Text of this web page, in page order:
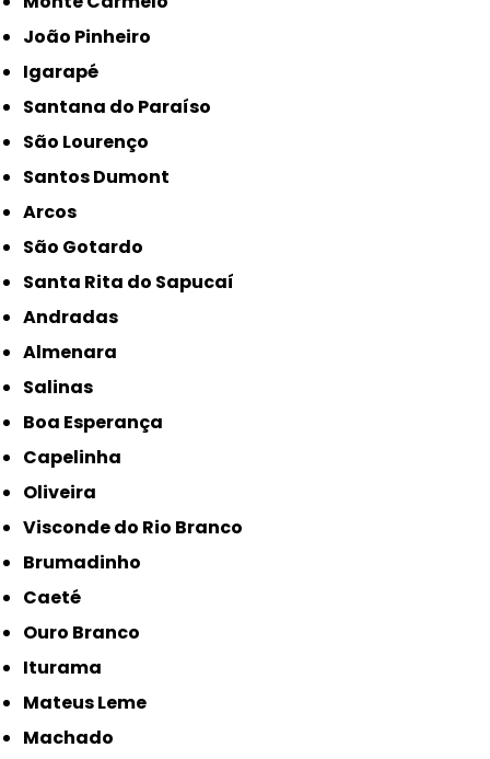
João Pinheiro
Igarapé
Santana do Paraíso
São Lourenço
Santos Dumont
Arcos
São Gotardo
Santa Rita do Sapucaí
Andradas
Almenara
Salinas
Boa Esperança
Capelinha
Oliveira
Visconde do Rio Branco
Brumadinho
Caeté
Ouro Branco
Iturama
Mateus Leme
Machado